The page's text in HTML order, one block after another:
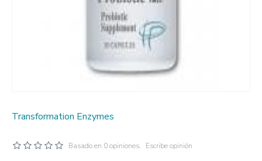
Transformation Enzymes
Basado en 0 opiniones. Escribe opinión